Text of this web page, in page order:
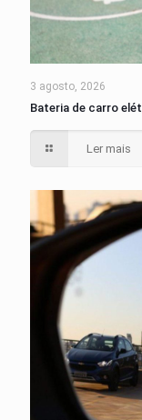
3 agosto, 2026
Bateria de carro
Ler mais